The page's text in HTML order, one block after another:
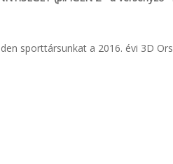
sporttársunkat a 2016. évi 3D